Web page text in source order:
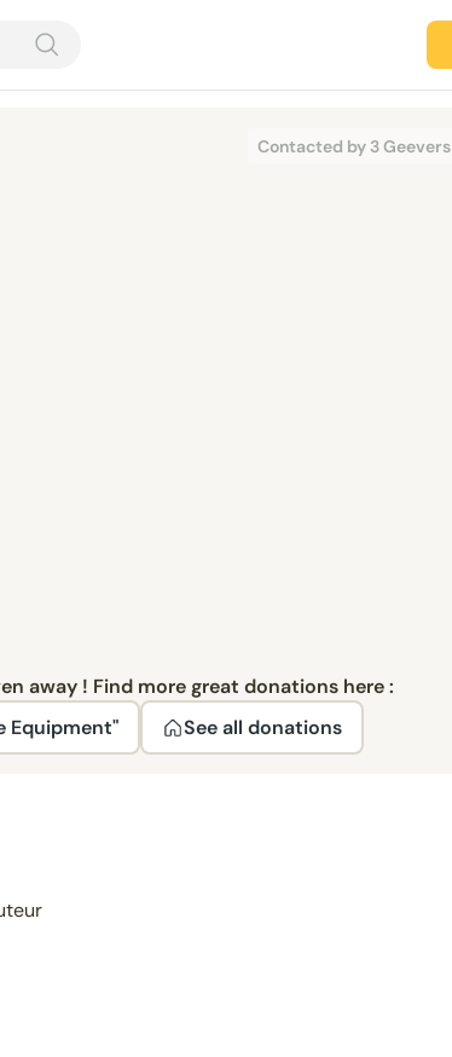
Contacted by 3 Geevers
away ! Find more great donations here :
Equipment"
See all donations